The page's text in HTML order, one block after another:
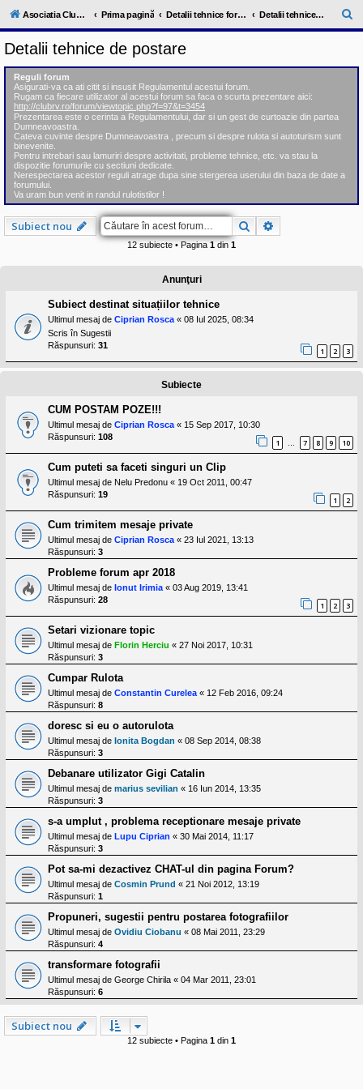
l
u
V
c
o
m
u
n
i
t
a
t
e
a
p
o
s
e
r
d
e
r
l
s
i
a
t
o
r
u
o
t
e
d
i
R
o
m
a
n
i
a
Asociatia ClubRV-RO Prima pagină Detalii tehnice forum Detalii tehnice de postare
ă
Detalii tehnice de postare
Reguli forum
Asigurati-va ca ati citit si insusit Regulamentul acestui forum.
Rugam ca fiecare utilizator al acestui forum sa faca o scurta prezentare aici:
http://clubrv.ro/forum/viewtopic.php?f=97&t=3454
Prezentarea este o cerinta a Regulamentului, dar si un gest de curtoazie din partea
Dumneavoastra.
Cateva cuvinte despre Dumneavoastra , precum si despre rulota si autoturism sunt
binevenite.
Pentru intrebari sau lamuriri despre activitati, probleme tehnice, etc. va stau la
dispozitie forumurile cu sectiuni dedicate.
Nerespectarea acestor reguli atrage dupa sine stergerea userului din baza de date a
forumului.
Va uram bun venit in randul rulotistilor !
Subiect nou Căutare
12 subiecte • Pagina 1 din 1
Anunţuri
Subiect destinat situațiilor tehnice
Ultimul mesaj de Ciprian Rosca « 08 Iul 2025, 08:34
Scris în Sugestii
Răspunsuri: 31
1 2 3
Subiecte
CUM POSTAM POZE!!!
Ultimul mesaj de Ciprian Rosca « 15 Sep 2017, 10:30
Răspunsuri: 108
1 7 8 9 10
Cum puteti sa faceti singuri un Clip
Ultimul mesaj de Nelu Predonu « 19 Oct 2011, 00:47
Răspunsuri: 19
1 2
Cum trimitem mesaje private
Ultimul mesaj de Ciprian Rosca « 23 Iul 2021, 13:13
Răspunsuri: 3
Probleme forum apr 2018
Ultimul mesaj de Ionut Irimia « 03 Aug 2019, 13:41
Răspunsuri: 28
1 2 3
Setari vizionare topic
Ultimul mesaj de Florin Herciu « 27 Noi 2017, 10:31
Răspunsuri: 3
Cumpar Rulota
Ultimul mesaj de Constantin Curelea « 12 Feb 2016, 09:24
Răspunsuri: 8
doresc si eu o autorulota
Ultimul mesaj de Ionita Bogdan « 08 Sep 2014, 08:38
Răspunsuri: 3
Debanare utilizator Gigi Catalin
Ultimul mesaj de marius sevilian « 16 Iun 2014, 13:35
Răspunsuri: 3
s-a umplut , problema receptionare mesaje private
Ultimul mesaj de Lupu Ciprian « 30 Mai 2014, 11:17
Răspunsuri: 3
Pot sa-mi dezactivez CHAT-ul din pagina Forum?
Ultimul mesaj de Cosmin Prund « 21 Noi 2012, 13:19
Răspunsuri: 1
Propuneri, sugestii pentru postarea fotografiilor
Ultimul mesaj de Ovidiu Ciobanu « 08 Mai 2011, 23:29
Răspunsuri: 4
transformare fotografii
Ultimul mesaj de George Chirila « 04 Mar 2011, 23:01
Răspunsuri: 6
Subiect nou
12 subiecte • Pagina 1 din 1